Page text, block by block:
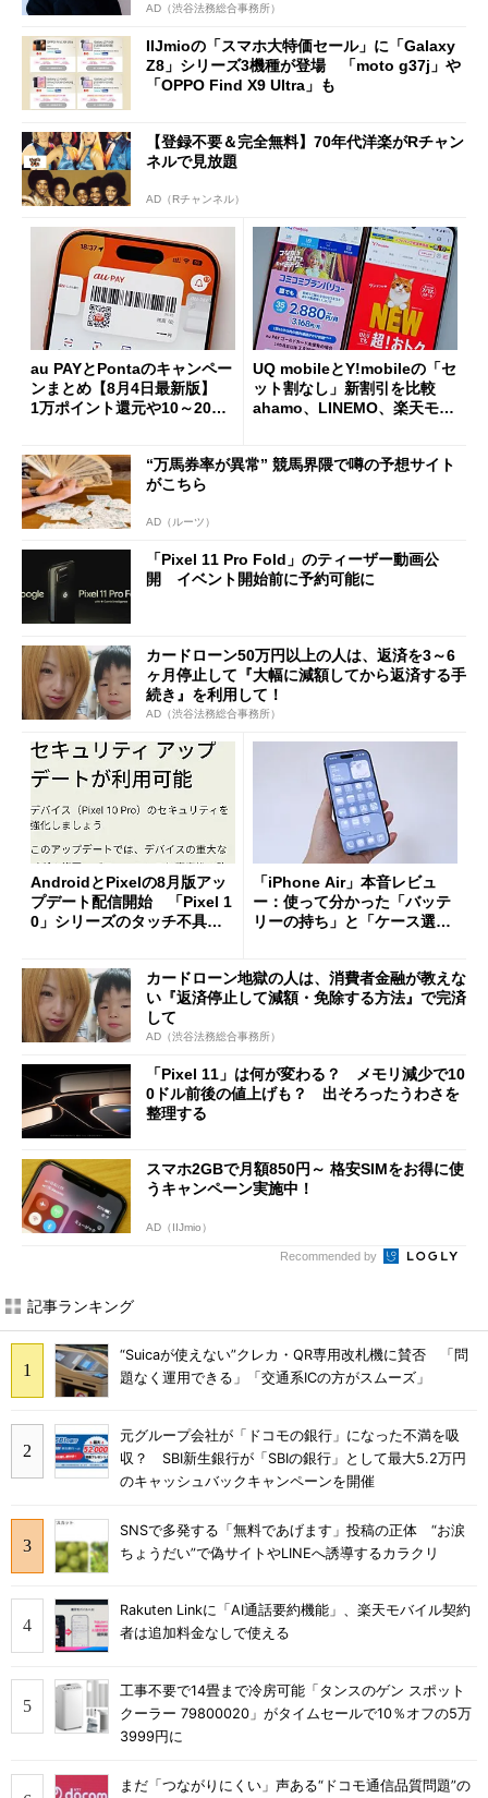
AD（渋谷法務総合事務所）
IIJmioの「スマホ大特価セール」に「Galaxy
Z8」シリーズ3機種が登場 「moto g37j」や
「OPPO Find X9 Ultra」も
【登録不要＆完全無料】70年代洋楽がRチャン
ネルで見放題
AD（Rチャンネル）
au PAYとPontaのキャンペー
ンまとめ【8月4日最新版】
1万ポイント還元や10～20％
UQ mobileとY!mobileの「セ
ット割なし」新割引を比較
ahamo、LINEMO、楽天モバ
“万馬券率が異常” 競馬界隈で噂の予想サイト
がこちら
AD（ルーツ）
「Pixel 11 Pro Fold」のティーザー動画公
開 イベント開始前に予約可能に
カードローン50万円以上の人は、返済を3～6
ヶ月停止して『大幅に減額してから返済する手
続き』を利用して！
AD（渋谷法務総合事務所）
AndroidとPixelの8月版アッ
プデート配信開始 「Pixel 1
0」シリーズのタッチ不具合
「iPhone Air」本音レビュ
ー：使って分かった「バッテ
リーの持ち」と「ケース選
カードローン地獄の人は、消費者金融が教えな
い『返済停止して減額・免除する方法』で完済
して
AD（渋谷法務総合事務所）
「Pixel 11」は何が変わる？ メモリ減少で10
0ドル前後の値上げも？ 出そろったうわさを
整理する
スマホ2GBで月額850円～ 格安SIMをお得に使
うキャンペーン実施中！
AD（IIJmio）
Recommended by
記事ランキング
“Suicaが使えない”クレカ・QR専用改札機に賛否 「問
題なく運用できる」「交通系ICの方がスムーズ」
元グループ会社が「ドコモの銀行」になった不満を吸
収？ SBI新生銀行が「SBIの銀行」として最大5.2万円
のキャッシュバックキャンペーンを開催
SNSで多発する「無料であげます」投稿の正体 “お涙
ちょうだい”で偽サイトやLINEへ誘導するカラクリ
Rakuten Linkに「AI通話要約機能」、楽天モバイル契約
者は追加料金なしで使える
工事不要で14畳まで冷房可能「タンスのゲン スポット
クーラー 79800020」がタイムセールで10％オフの5万
3999円に
まだ「つながりにくい」声ある“ドコモ通信品質問題”の